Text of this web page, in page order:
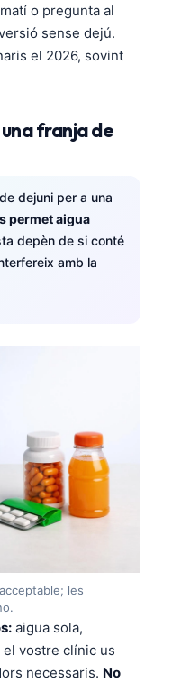
o pregunta al
sense dejú.
el 2026, sovint
franja de
dejuni per a una
permet aigua
depèn de si conté
amb la
les
aigua sola,
vostre clínic us
necessaris. No